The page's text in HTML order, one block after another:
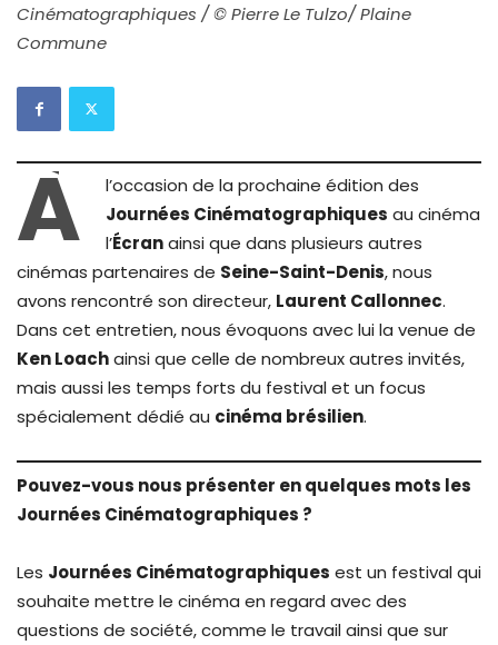
Cinématographiques / © Pierre Le Tulzo/ Plaine
Commune
À
l’occasion de la prochaine édition des
Journées Cinématographiques au cinéma
l’Écranainsi que dans plusieurs autres
cinémas partenaires de Seine-Saint-Denis, nous
avons rencontré son directeur, Laurent Callonnec.
Dans cet entretien, nous évoquons avec lui la venue de
Ken Loachainsi que celle de nombreux autres invités,
mais aussi les temps forts du festival et un focus
spécialement dédié au cinéma brésilien.
Pouvez-vous nous présenter en quelques mots les
Journées Cinématographiques ?
Les Journées Cinématographiques est un festival qui
souhaite mettre le cinéma en regard avec des
questions de société, comme le travail ainsi que sur